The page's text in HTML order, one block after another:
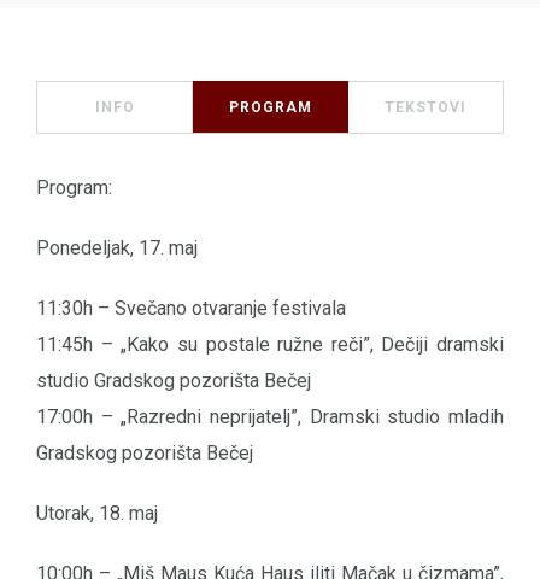
INFO PROGRAM TEKSTOVI
Program:
Ponedeljak, 17. maj
11:30h – Svečano otvaranje festivala
11:45h – „Kako su postale ružne reči”, Dečiji dramski
studio Gradskog pozorišta Bečej
17:00h – „Razredni neprijatelj”, Dramski studio mladih
Gradskog pozorišta Bečej
Utorak, 18. maj
10:00h – „Miš Maus Kuća Haus iliti Mačak u čizmama”,